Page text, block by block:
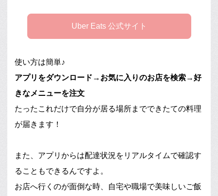
Uber Eats 公式サイト
使い方は簡単♪
アプリをダウンロード→お気に入りのお店を検索→好
きなメニューを注文
たったこれだけで自分が居る場所までできたての料理
が届きます！
また、アプリからは配達状況をリアルタイムで確認す
ることもできるんですよ。
お店へ行くのが面倒な時、自宅や職場で美味しいご飯